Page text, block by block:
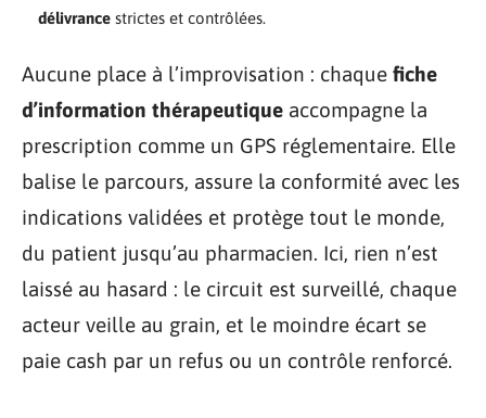
délivrance strictes et contrôlées.
Aucune place à l’improvisation : chaque fiche
d’information thérapeutique accompagne la
prescription comme un GPS réglementaire. Elle
balise le parcours, assure la conformité avec les
indications validées et protège tout le monde,
du patient jusqu’au pharmacien. Ici, rien n’est
laissé au hasard : le circuit est surveillé, chaque
acteur veille au grain, et le moindre écart se
paie cash par un refus ou un contrôle renforcé.